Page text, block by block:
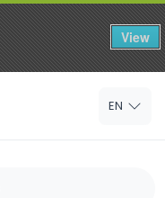
View
EN